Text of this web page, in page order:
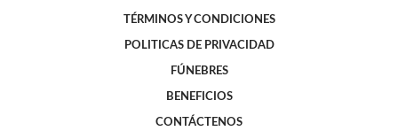
TÉRMINOS Y CONDICIONES
POLITICAS DE PRIVACIDAD
FÚNEBRES
BENEFICIOS
CONTÁCTENOS